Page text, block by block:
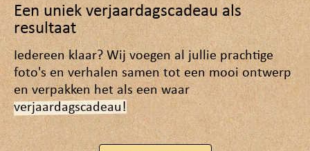
Een uniek verjaardagscadeau als
resultaat
Iedereen klaar? Wij voegen al jullie prachtige
foto's en verhalen samen tot een mooi ontwerp
en verpakken het als een waar
verjaardagscadeau!